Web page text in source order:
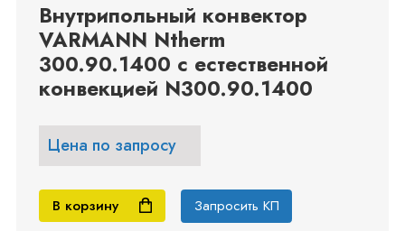
Внутрипольный конвектор
VARMANN Ntherm
300.90.1400 с естественной
конвекцией N300.90.1400
Цена по запросу
В корзину Запросить КП